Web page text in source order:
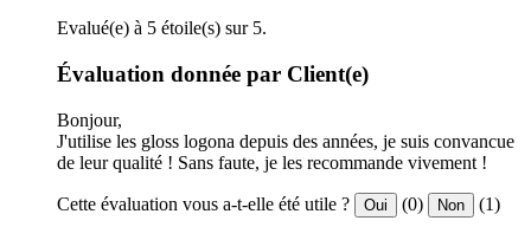
Evalué(e) à 5 étoile(s) sur 5.
Évaluation donnée par Client(e)
Bonjour,
J'utilise les gloss logona depuis des années, je suis convancue
de leur qualité ! Sans faute, je les recommande vivement !
Cette évaluation vous a-t-elle été utile ? Oui (0) Non (1)